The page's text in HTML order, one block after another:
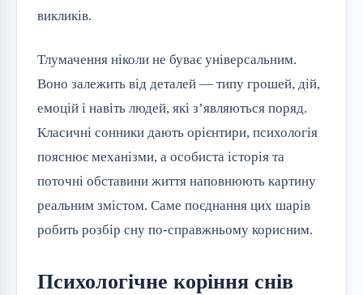
викликів.
Тлумачення ніколи не буває універсальним.
Воно залежить від деталей — типу грошей, дій,
емоцій і навіть людей, які з’являються поряд.
Класичні сонники дають орієнтири, психологія
пояснює механізми, а особиста історія та
поточні обставини життя наповнюють картину
реальним змістом. Саме поєднання цих шарів
робить розбір сну по-справжньому корисним.
Психологічне коріння снів